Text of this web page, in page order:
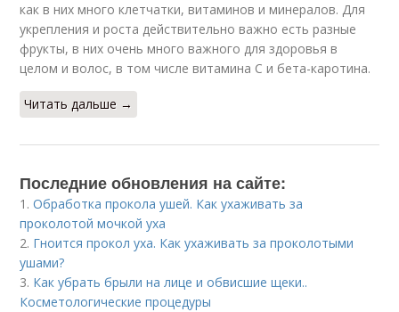
как в них много клетчатки, витаминов и минералов. Для
укрепления и роста действительно важно есть разные
фрукты, в них очень много важного для здоровья в
целом и волос, в том числе витамина С и бета-каротина.
Читать дальше →
Последние обновления на сайте:
1.Обработка прокола ушей. Как ухаживать за
проколотой мочкой уха
2. Гноится прокол уха. Как ухаживать за проколотыми
ушами?
3. Как убрать брыли на лице и обвисшие щеки..
Косметологические процедуры